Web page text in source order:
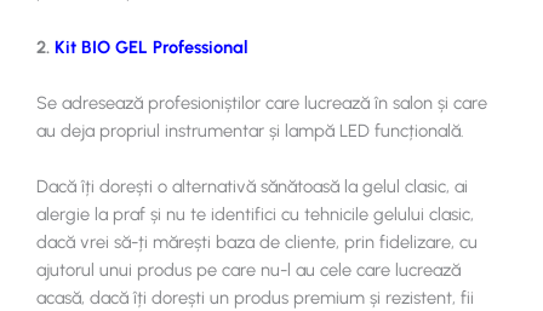
2. Kit BIO GEL Professional
Se adresează profesioniștilor care lucrează în salon și care
au deja propriul instrumentar și lampă LED funcțională.
Dacă îți dorești o alternativă sănătoasă la gelul clasic, ai
alergie la praf și nu te identifici cu tehnicile gelului clasic,
dacă vrei să-ți mărești baza de cliente, prin fidelizare, cu
ajutorul unui produs pe care nu-l au cele care lucrează
acasă, dacă îți dorești un produs premium și rezistent, fii